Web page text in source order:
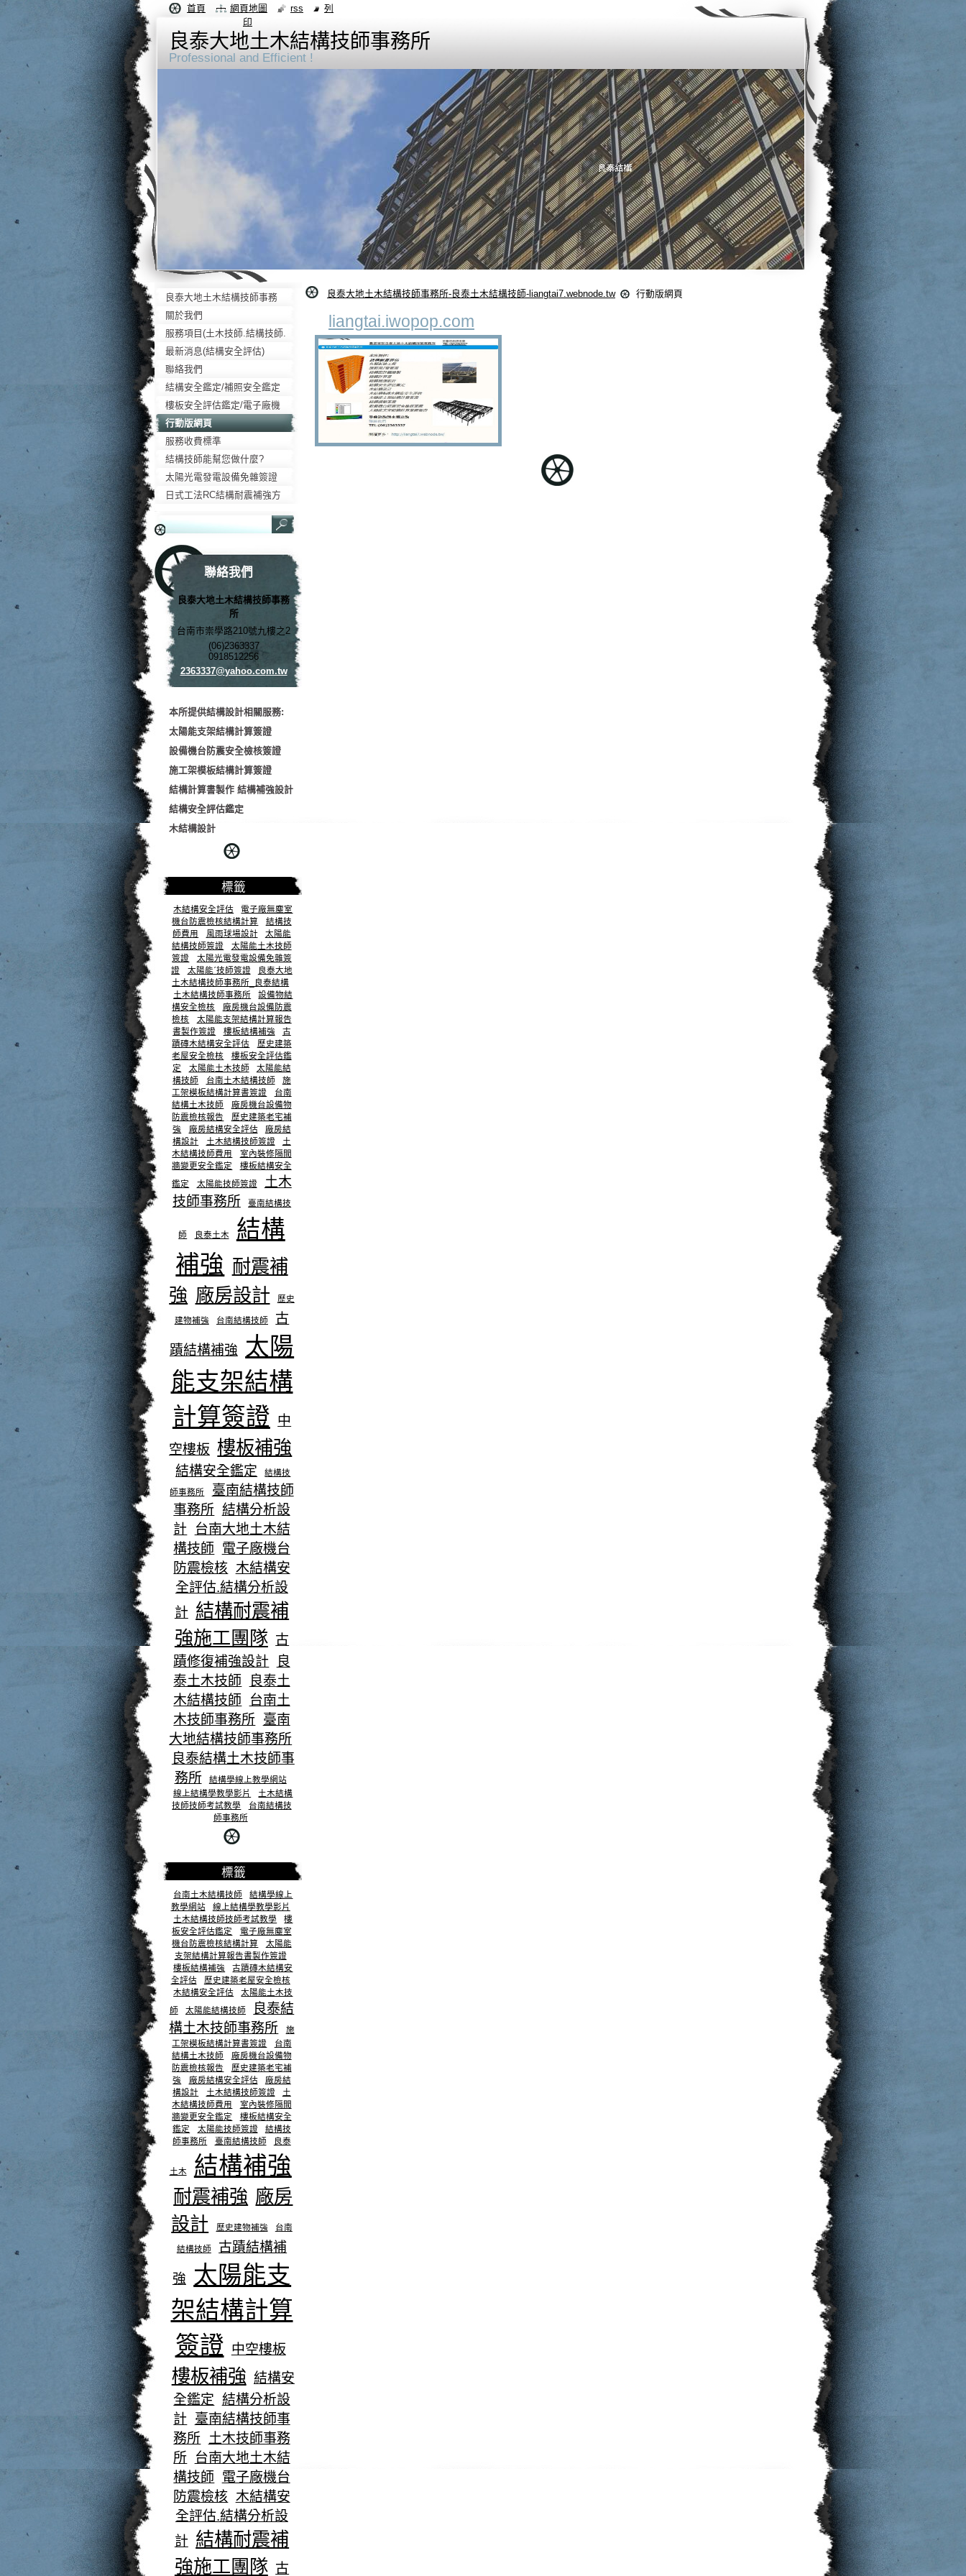
良泰大地土木結構技師事務所
Professional and Efficient !
良泰大地土木結構技師事務所-良泰土木結構技師-liangtai7.webnode.tw 行動版網頁
liangtai.iwopop.com
良泰大地土木結構技師事務
所-良泰土木結構技師-
liangtai7.webnode.tw
關於我們
服務項目(土木技師.結構技師.
大地技師)
最新消息(結構安全評估)
聯絡我們
結構安全鑑定/補照安全鑑定
樓板安全評估鑑定/電子廠機
台防震
行動版網頁
服務收費標準
結構技師能幫您做什麼?
太陽光電發電設備免雜簽證
日式工法RC結構耐震補強方
聯絡我們
良泰大地土木結構技師事務
所
台南市崇學路210號九樓之2
(06)2363337
0918512256
2363337@yahoo.com.tw
本所提供結構設計相關服務:
太陽能支架結構計算簽證
設備機台防震安全檢核簽證
施工架模板結構計算簽證
結構計算書製作 結構補強設計
結構安全評估鑑定
木結構設計
標籤
木結構安全評估
電子廠無塵室
機台防震檢核結構計算
結構技
師費用
風雨球場設計
太陽能
結構技師簽證
太陽能土木技師
簽證
太陽光電發電設備免雜簽
證
太陽能ˊ技師簽證
良泰大地
土木結構技師事務所_良泰結構
土木結構技師事務所
設備物結
構安全檢核
廠房機台設備防震
檢核
太陽能支架結構計算報告
書製作簽證
樓板結構補強
古
蹟磚木結構安全評估
歷史建築
老屋安全檢核
樓板安全評估鑑
定
太陽能土木技師
太陽能結
構技師
台南土木結構技師
施
工架模板結構計算書簽證
台南
結構土木技師
廠房機台設備物
防震檢核報告
歷史建築老宅補
強
廠房結構安全評估
廠房結
構設計
土木結構技師簽證
土
木結構技師費用
室內裝修隔間
牆變更安全鑑定
樓板結構安全
鑑定
太陽能技師簽證
土木
技師事務所
臺南結構技
師 良泰土木
結構
補強 耐震補
強 廠房設計 歷史
建物補強 台南結構技師 古
蹟結構補強
太陽
能支架結構
計算簽證 中
空樓板 樓板補強
結構安全鑑定 結構技
師事務所
臺南結構技師
事務所 結構分析設
計
台南大地土木結
構技師
電子廠機台
防震檢核 木結構安
全評估.結構分析設
計 結構耐震補
強施工團隊 古
蹟修復補強設計
良
泰土木技師
良泰土
木結構技師
台南土
木技師事務所 臺南
大地結構技師事務所
良泰結構土木技師事
務所
結構學線上教學網站
線上結構學教學影片
土木結構
技師技師考試教學
台南結構技
師事務所
標籤
台南土木結構技師
結構學線上
教學網站
線上結構學教學影片
土木結構技師技師考試教學
樓
板安全評估鑑定
電子廠無塵室
機台防震檢核結構計算
太陽能
支架結構計算報告書製作簽證
樓板結構補強
古蹟磚木結構安
全評估
歷史建築老屋安全檢核
木結構安全評估
太陽能土木技
師
太陽能結構技師
良泰結
構土木技師事務所
施
工架模板結構計算書簽證
台南
結構土木技師
廠房機台設備物
防震檢核報告
歷史建築老宅補
強
廠房結構安全評估
廠房結
構設計
土木結構技師簽證
土
木結構技師費用
室內裝修隔間
牆變更安全鑑定
樓板結構安全
鑑定
太陽能技師簽證
結構技
師事務所
臺南結構技師 良泰
土木 結構補強
耐震補強 廠房
設計
歷史建物補強 台南
結構技師 古蹟結構補
強
太陽能支
架結構計算
簽證 中空樓板
樓板補強 結構安
全鑑定 結構分析設
計
臺南結構技師事
務所
土木技師事務
所
台南大地土木結
構技師
電子廠機台
防震檢核 木結構安
全評估.結構分析設
計 結構耐震補
強施工團隊 古
首頁 網頁地圖 rss
列
印